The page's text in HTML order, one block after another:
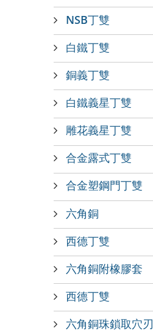
NSB丁雙
白鐵丁雙
銅義丁雙
白鐵義星丁雙
雕花義星丁雙
合金露式丁雙
合金塑鋼門丁雙
六角銅
西德丁雙
六角銅附橡膠套
西德丁雙
六角銅珠鎖取穴刃